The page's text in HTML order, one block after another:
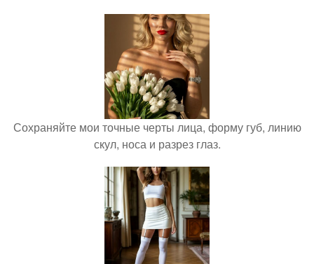
Сохраняйте мои точные черты лица, форму губ, линию
скул, носа и разрез глаз.